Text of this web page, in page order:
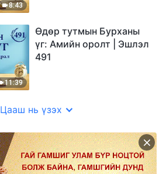
8:43
11:39
Өдөр тутмын Бурханы
үг: Амийн оролт | Эшлэл
491
Цааш нь үзэх